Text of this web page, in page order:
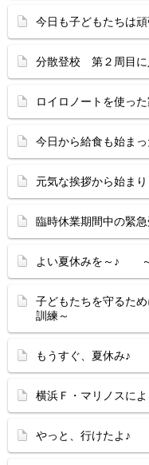
今日も子どもたちは頑
分散登校 第２周目に
ロイロノートを使っ
今日から給食も始まっ
元気な挨拶から始ま
臨時休業期間中の緊
よい夏休みを～♪ ～
子どもたちを守るた
訓練～
もうすぐ、夏休み♪
横浜Ｆ・マリノスに
やっと、行けたよ♪